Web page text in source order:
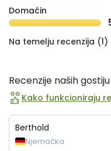
Domaćin
Na temelju recenzija (1)
Recenzije naših gostiju
Kako funkcioniraju
Berthold
Njemačka